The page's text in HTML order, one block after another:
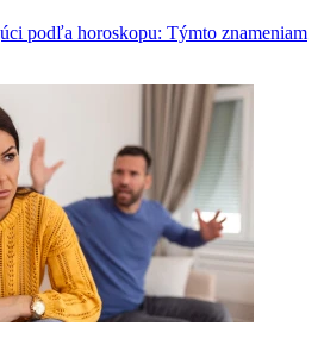
podľa horoskopu: Týmto znameniam